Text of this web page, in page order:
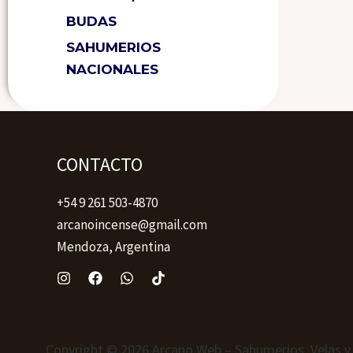
BUDAS
SAHUMERIOS
NACIONALES
CONTACTO
+54 9 261 503-4870
arcanoincense@gmail.com
Mendoza, Argentina